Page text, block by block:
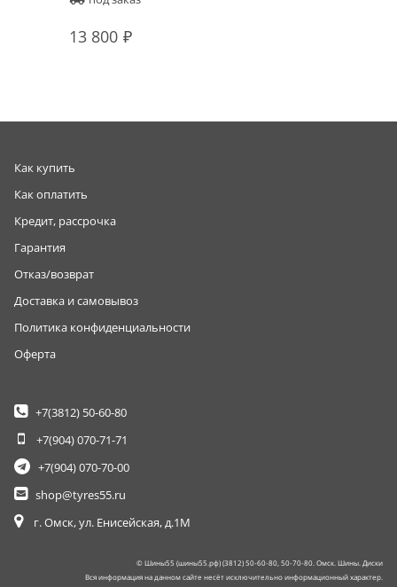
13 800
Как купить
Как оплатить
Кредит, рассрочка
Гарантия
Отказ/возврат
Доставка и самовывоз
Политика конфиденциальности
Оферта
+7(3812) 50-60-80
+7(904)070-71-71
+7(904)070-70-00
shop@tyres55.ru
г. Омск, ул. Енисейская, д.1М
© Шины55 (шины55.рф) (3812) 50-60-80, 50-70-80. Омск. Шины. Диски
Вся информация на данном сайте несёт исключительно информационный характер.